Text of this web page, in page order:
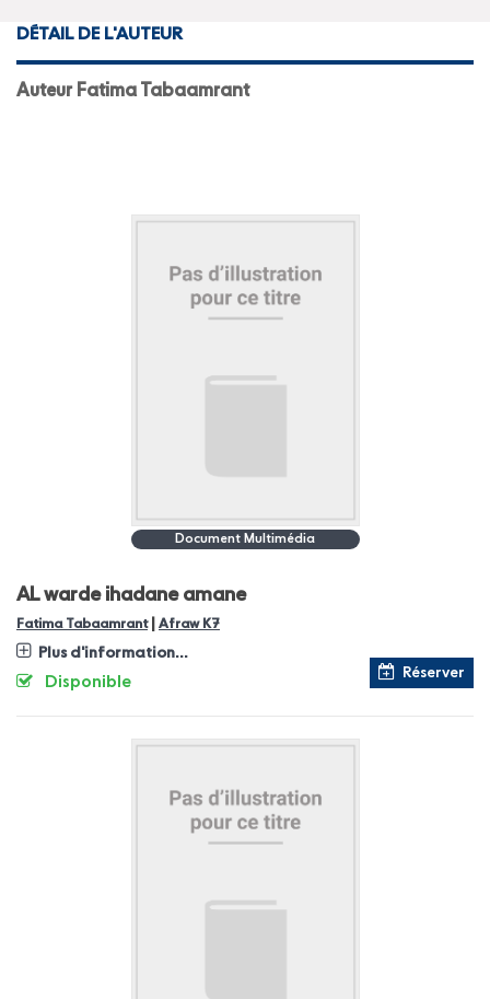
DÉTAIL DE L'AUTEUR
Auteur Fatima Tabaamrant
Document Multimédia
AL warde ihadane amane
Fatima Tabaamrant Afraw K7
Plus d'information...
Réserver
Disponible